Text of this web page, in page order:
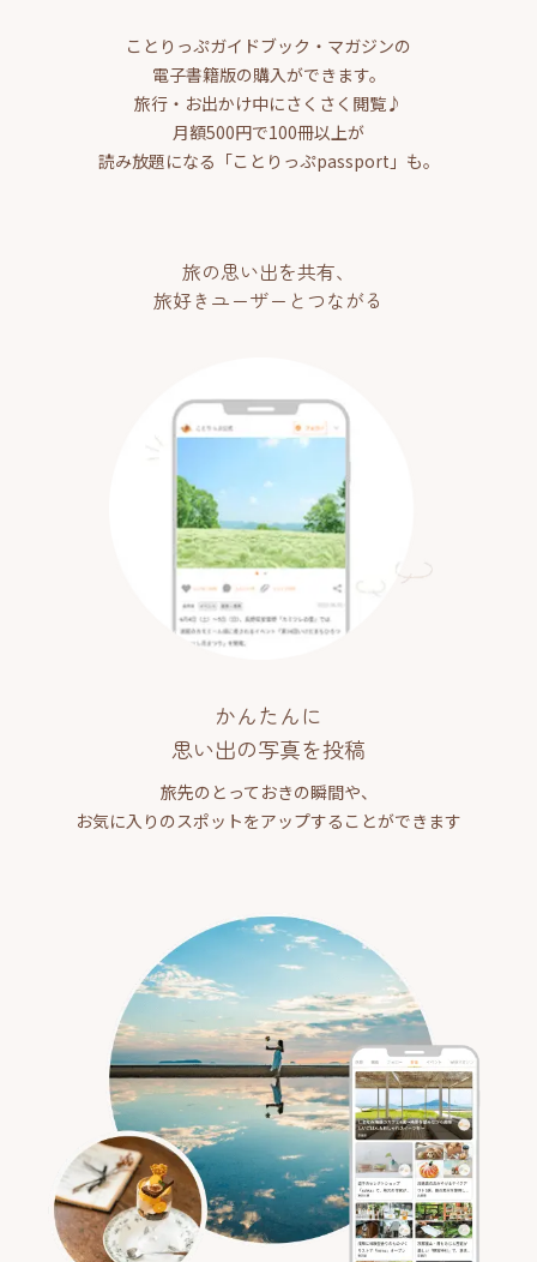
ことりっぷガイドブック・マガジンの
電子書籍版の購入ができます。
旅行・お出かけ中にさくさく閲覧♪
月額500円で100冊以上が
読み放題になる「ことりっぷpassport」も。
旅の思い出を共有、
旅好きユーザーとつながる
かんたんに
思い出の写真を投稿
旅先のとっておきの瞬間や、
お気に入りのスポットをアップすることができます